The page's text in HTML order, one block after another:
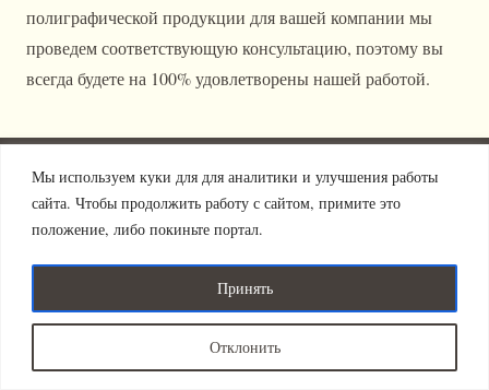
Мы используем куки для для аналитики и улучшения работы
сайта. Чтобы продолжить работу с сайтом, примите это
положение, либо покиньте портал.
Отклонить
Принять
полиграфической продукции для вашей компании мы
проведем соответствующую консультацию, поэтому вы
всегда будете на 100% удовлетворены нашей работой.
Все права защищены.
конфиденциальности